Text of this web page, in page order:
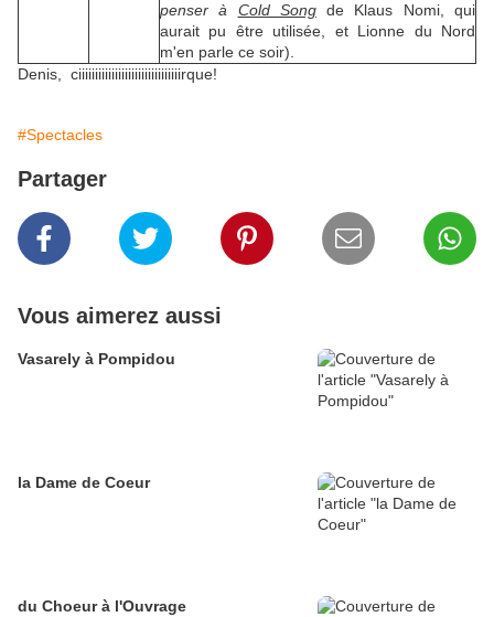
penser à Cold Songde Klaus Nomi, qui
aurait pu être utilisée, et Lionne du Nord
m'en parle ce soir).
Denis, ciiiiiiiiiiiiiiiiiiiiiiiiiiiiiiirque!
#Spectacles
Partager
Vous aimerez aussi
Vasarely à Pompidou
la Dame de Coeur
du Choeur à l'Ouvrage